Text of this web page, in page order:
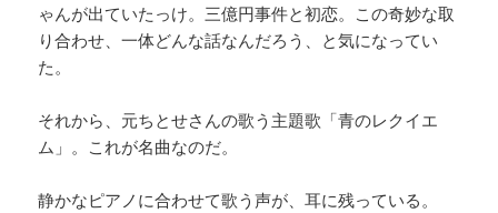
ゃんが出ていたっけ。三億円事件と初恋。この奇妙な取
り合わせ、一体どんな話なんだろう、と気になってい
た。
それから、元ちとせさんの歌う主題歌「青のレクイエ
ム」。これが名曲なのだ。
静かなピアノに合わせて歌う声が、耳に残っている。